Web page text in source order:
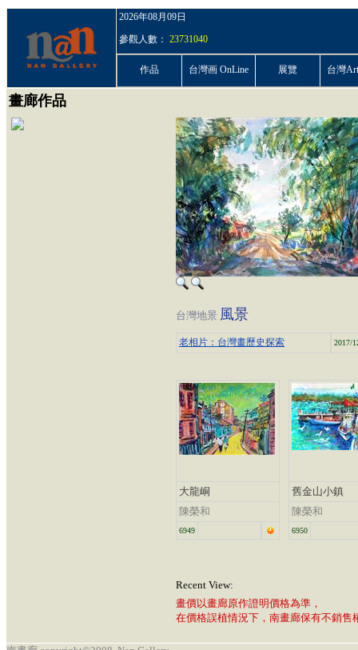
2026年08月09日
參觀人數： 23731040
作品 台灣画 OnLine 展覽 台灣
畫廊作品
台灣地景 風景
老相片：台灣畫歷史探索 2017/
大龍峒
陳榮和
6949
舊金山小鎮
陳榮和
6950
Recent View:
畫價以畫廊原作證明價格為準，
在價格誤植情況下，南畫廊保有不銷售